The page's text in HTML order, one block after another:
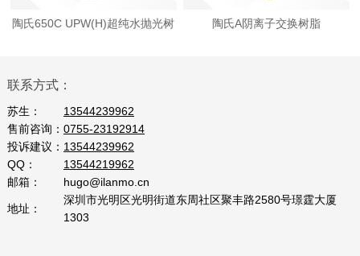
陶氏650C UPW(H)超纯水抛光树
陶氏A阴离子交换树脂
联系方式：
苏生：
13544239962
售前咨询： 0755-23192914
投诉建议： 13544239962
QQ：
13544219962
邮箱：
hugo@ilanmo.cn
地址：
深圳市光明区光明街道东周社区聚丰路2580号璟霆大厦
1303